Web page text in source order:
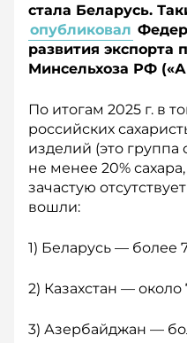
стала Беларусь.
опубликовал
развития экспорта
Минсельхоза РФ
По итогам 2025 г. в
российских
изделий (это
не менее 20%
зачастую
вошли:
1) Беларусь — более
2) Казахстан — около
3) Азербайджан —